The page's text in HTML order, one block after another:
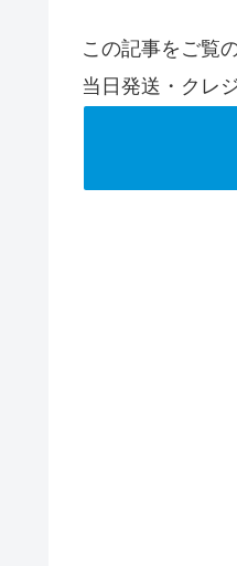
この記事をご覧
当日発送・クレ